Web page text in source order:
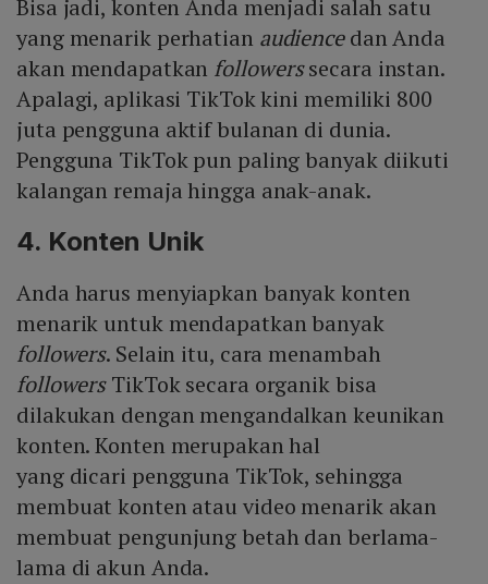
Bisa jadi, konten Anda menjadi salah satu
yang menarik perhatian audiencedan Anda
akan mendapatkan followerssecara instan.
Apalagi, aplikasi TikTok kini memiliki 800
juta pengguna aktif bulanan di dunia.
Pengguna TikTok pun paling banyak diikuti
kalangan remaja hingga anak-anak.
4. Konten Unik
Anda harus menyiapkan banyak konten
menarik untuk mendapatkan banyak
followers. Selain itu, cara menambah
followersTikTok secara organik bisa
dilakukan dengan mengandalkan keunikan
konten. Konten merupakan hal
yang dicari pengguna TikTok, sehingga
membuat konten atau video menarik akan
membuat pengunjung betah dan berlama-
lama di akun Anda.